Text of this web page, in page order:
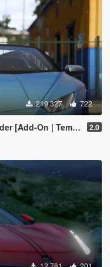
219 327 722
| Livery | Dirtmap | Extras] 2.0